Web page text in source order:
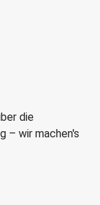
die
– wir machen's